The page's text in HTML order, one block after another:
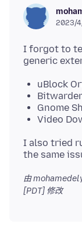
2023/
I forgot to
uBlock
Gnome
Video
I also tried
由
[PDT] 修改